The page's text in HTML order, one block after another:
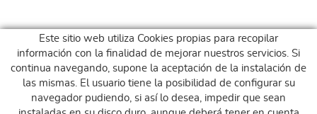
Este sitio web utiliza Cookies propias para recopilar
información con la finalidad de mejorar nuestros servicios. Si
continua navegando, supone la aceptación de la instalación de
las mismas. El usuario tiene la posibilidad de configurar su
navegador pudiendo, si así lo desea, impedir que sean